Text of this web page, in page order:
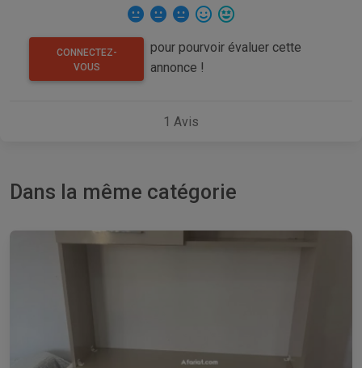
CONNECTEZ-
VOUS
pour pourvoir évaluer cette
annonce !
1 Avis
Dans la même catégorie